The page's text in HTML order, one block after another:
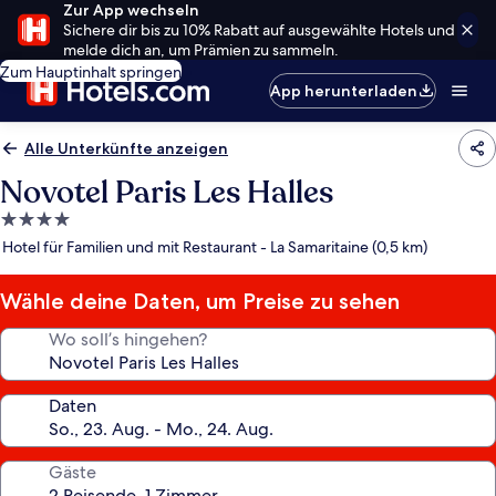
Zur App wechseln
Sichere dir bis zu 10% Rabatt auf ausgewählte Hotels und
melde dich an, um Prämien zu sammeln.
Zum Hauptinhalt springen
App herunterladen
Alle Unterkünfte anzeigen
Novotel Paris Les Halles
4.0-
Sterne-
Hotel für Familien und mit Restaurant - La Samaritaine (0,5 km)
Wähle deine Daten, um Preise zu sehen
Wo soll’s hingehen?
Daten
Gäste